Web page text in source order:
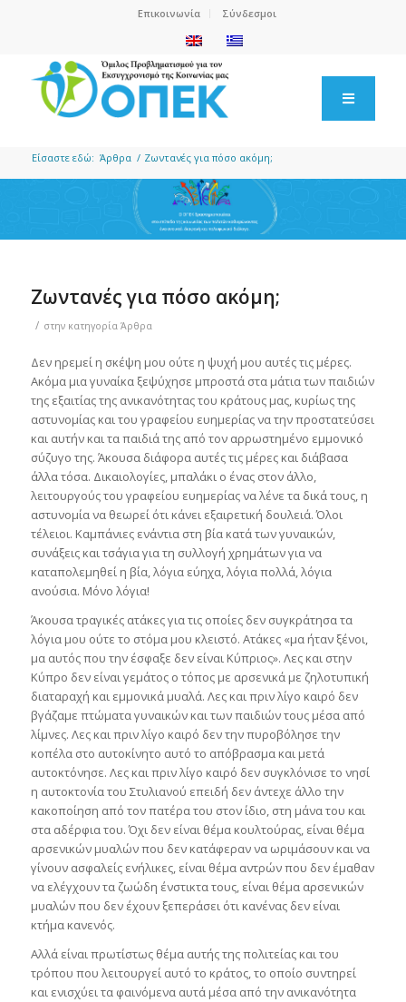
Επικοινωνία Σύνδεσμοι
Είσαστε εδώ: Άρθρα / Ζωντανές για πόσο ακόμη;
Ζωντανές για πόσο ακόμη;
/ στην κατηγορία Άρθρα
Δεν ηρεμεί η σκέψη μου ούτε η ψυχή μου αυτές τις μέρες.
Ακόμα μια γυναίκα ξεψύχησε μπροστά στα μάτια των παιδιών
της εξαιτίας της ανικανότητας του κράτους μας, κυρίως της
αστυνομίας και του γραφείου ευημερίας να την προστατεύσει
και αυτήν και τα παιδιά της από τον αρρωστημένο εμμονικό
σύζυγο της. Άκουσα διάφορα αυτές τις μέρες και διάβασα
άλλα τόσα. Δικαιολογίες, μπαλάκι ο ένας στον άλλο,
λειτουργούς του γραφείου ευημερίας να λένε τα δικά τους, η
αστυνομία να θεωρεί ότι κάνει εξαιρετική δουλειά. Όλοι
τέλειοι. Καμπάνιες ενάντια στη βία κατά των γυναικών,
συνάξεις και τσάγια για τη συλλογή χρημάτων για να
καταπολεμηθεί η βία, λόγια εύηχα, λόγια πολλά, λόγια
ανούσια. Μόνο λόγια!
Άκουσα τραγικές ατάκες για τις οποίες δεν συγκράτησα τα
λόγια μου ούτε το στόμα μου κλειστό. Ατάκες «μα ήταν ξένοι,
μα αυτός που την έσφαξε δεν είναι Κύπριος». Λες και στην
Κύπρο δεν είναι γεμάτος ο τόπος με αρσενικά με ζηλοτυπική
διαταραχή και εμμονικά μυαλά. Λες και πριν λίγο καιρό δεν
βγάζαμε πτώματα γυναικών και των παιδιών τους μέσα από
λίμνες. Λες και πριν λίγο καιρό δεν την πυροβόλησε την
κοπέλα στο αυτοκίνητο αυτό το απόβρασμα και μετά
αυτοκτόνησε. Λες και πριν λίγο καιρό δεν συγκλόνισε το νησί
η αυτοκτονία του Στυλιανού επειδή δεν άντεχε άλλο την
κακοποίηση από τον πατέρα του στον ίδιο, στη μάνα του και
στα αδέρφια του. Όχι δεν είναι θέμα κουλτούρας, είναι θέμα
αρσενικών μυαλών που δεν κατάφεραν να ωριμάσουν και να
γίνουν ασφαλείς ενήλικες, είναι θέμα αντρών που δεν έμαθαν
να ελέγχουν τα ζωώδη ένστικτα τους, είναι θέμα αρσενικών
μυαλών που δεν έχουν ξεπεράσει ότι κανένας δεν είναι
κτήμα κανενός.
Αλλά είναι πρωτίστως θέμα αυτής της πολιτείας και του
τρόπου που λειτουργεί αυτό το κράτος, το οποίο συντηρεί
και ενισχύει τα φαινόμενα αυτά μέσα από την ανικανότητα